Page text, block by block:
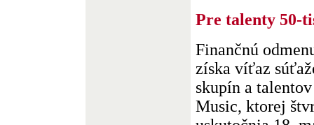
Pre talenty 50-
Finančnú
získa víťaz
skupín a
Music, ktorej